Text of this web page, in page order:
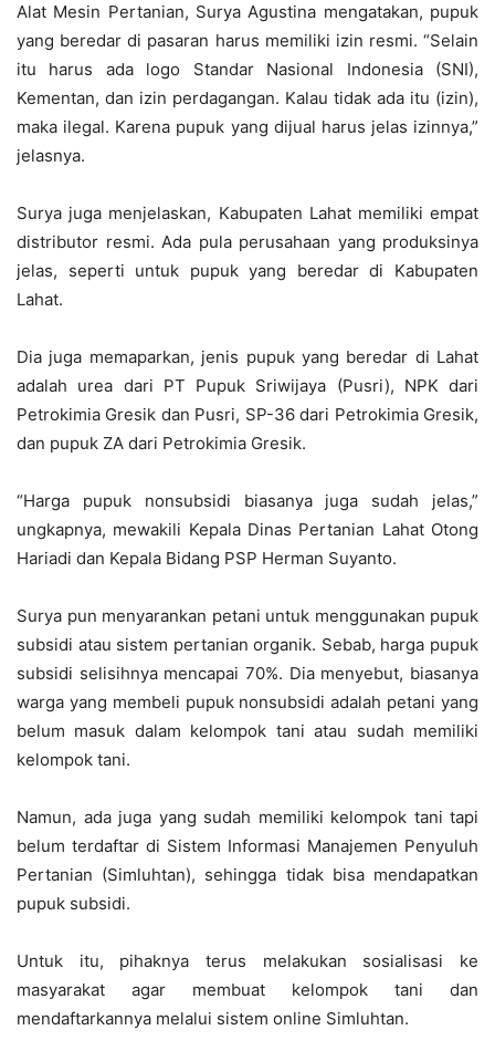
Alat Mesin Pertanian, Surya Agustina mengatakan, pupuk
yang beredar di pasaran harus memiliki izin resmi. “Selain
itu harus ada logo Standar Nasional Indonesia (SNI),
Kementan, dan izin perdagangan. Kalau tidak ada itu (izin),
maka ilegal. Karena pupuk yang dijual harus jelas izinnya,”
jelasnya.
Surya juga menjelaskan, Kabupaten Lahat memiliki empat
distributor resmi. Ada pula perusahaan yang produksinya
jelas, seperti untuk pupuk yang beredar di Kabupaten
Lahat.
Dia juga memaparkan, jenis pupuk yang beredar di Lahat
adalah urea dari PT Pupuk Sriwijaya (Pusri), NPK dari
Petrokimia Gresik dan Pusri, SP-36 dari Petrokimia Gresik,
dan pupuk ZA dari Petrokimia Gresik.
“Harga pupuk nonsubsidi biasanya juga sudah jelas,”
ungkapnya, mewakili Kepala Dinas Pertanian Lahat Otong
Hariadi dan Kepala Bidang PSP Herman Suyanto.
Surya pun menyarankan petani untuk menggunakan pupuk
subsidi atau sistem pertanian organik. Sebab, harga pupuk
subsidi selisihnya mencapai 70%. Dia menyebut, biasanya
warga yang membeli pupuk nonsubsidi adalah petani yang
belum masuk dalam kelompok tani atau sudah memiliki
kelompok tani.
Namun, ada juga yang sudah memiliki kelompok tani tapi
belum terdaftar di Sistem Informasi Manajemen Penyuluh
Pertanian (Simluhtan), sehingga tidak bisa mendapatkan
pupuk subsidi.
Untuk itu, pihaknya terus melakukan sosialisasi ke
masyarakat agar membuat kelompok tani dan
mendaftarkannya melalui sistem online Simluhtan.